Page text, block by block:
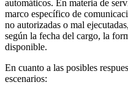
automáticos. En materia de
marco específico de
no autorizadas o mal
según la fecha del cargo, la
disponible.
En cuanto a las posibles
escenarios: